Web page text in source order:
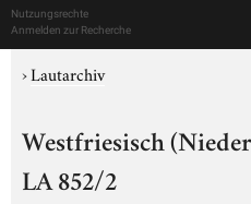
Nutzungsrechte
Anmelden zur Recherche
›Lautarchiv
Westfriesisch
LA 852/2